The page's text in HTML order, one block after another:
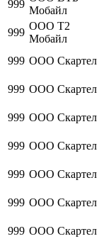
999
Мобайл
999
ООО Т2
Мобайл
999 ООО Скартел
999 ООО Скартел
999 ООО Скартел
999 ООО Скартел
999 ООО Скартел
999 ООО Скартел
999 ООО Скартел